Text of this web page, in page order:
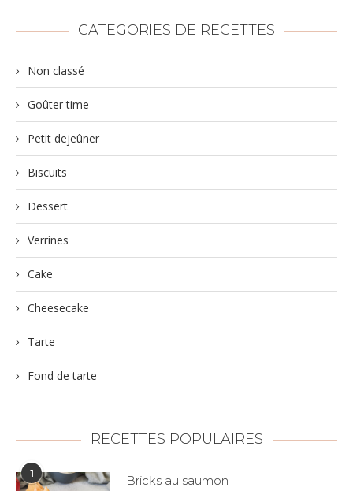
CATEGORIES DE RECETTES
Non classé
Goûter time
Petit dejeûner
Biscuits
Dessert
Verrines
Cake
Cheesecake
Tarte
Fond de tarte
RECETTES POPULAIRES
1
Bricks au saumon